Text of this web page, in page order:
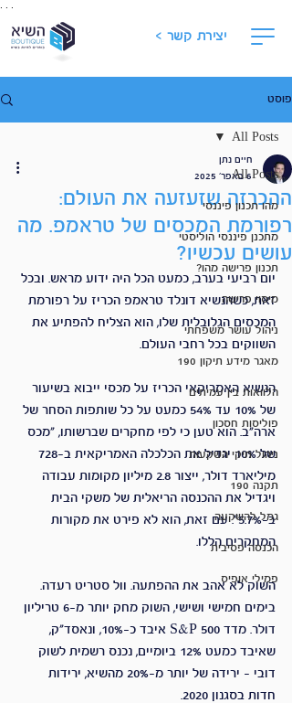
יצירת קשר >
פוסט
All Posts
מהו תכנון פיננסי
מתכנן פיננסי הוליסטי
תכנון פרישה מהו?
מיסוי פרישה
ניהול עושר משפחתי
מאגר מידע תיקון 190
הלוואות בין עמיתים
פוליסות חסכון
ניהול תיקי השקעות
תקנה 190
גמל להשקעה
הכנסה פסיבית
פמילי אופיס
All Posts
ההכרזה שזעזעה את העולם:
רפורמת המכסים של טראמפ. מה
עושים עכשיו?
חיים נתן
6 באפר׳ 2025
יום רביעי בערב, כמעט הכל היה ידוע מראש. ובכל
זאת, כשהנשיא דונלד טראמפ הכריז על רפורמת
המכסים הגלובלית שלו, הוא הצליח להפתיע את
השווקים בכל רחבי העולם.
הנשיא האמריקאי הכריז על מכסי ייבוא בשיעור
של 10% עד 54% כמעט על כל שותפות הסחר של
ארה"ב. הוא טען כי לפי מחקרים שברשותו, "מכס
מיליארד דולר, ייצור 2.8 מיליון מקומות עבודה
ויגדיל את ההכנסה הריאלית של משקי הבית
ב-5.7%". עם זאת, הוא לא פירט את מקורות
המחקרים הללו.
השוק לא אהב את ההפתעה. וול סטריט רעדה.
בימים חמישי ושישי, השוק מחק יותר מ-6 טריליון
דולר. מדד S&P 500 איבד כ-10%, ונאסד"ק,
שאיבד כמעט 12% ביומיים, נכנס רשמית לשוק
דובי - ירידה של יותר מ-20% מהשיא, ירידות
חדות בסגנון 2020.